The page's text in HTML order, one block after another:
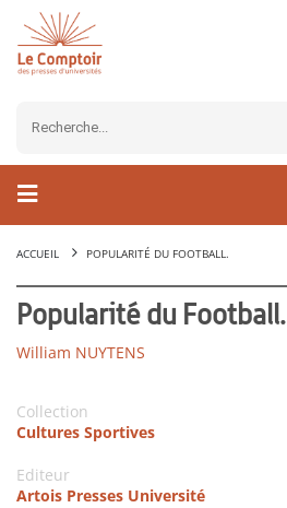
ACCUEIL POPULARITÉ DU FOOTBALL.
Popularité du Football.
William NUYTENS
Collection
Cultures Sportives
Editeur
Artois Presses Université